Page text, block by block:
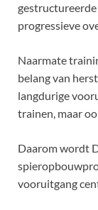
gestructureerde
progressieve
Naarmate
belang van
langdurige
trainen, maar
Daarom wordt
vooruitgang